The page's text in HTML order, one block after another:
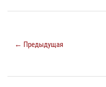
← Предыдущая